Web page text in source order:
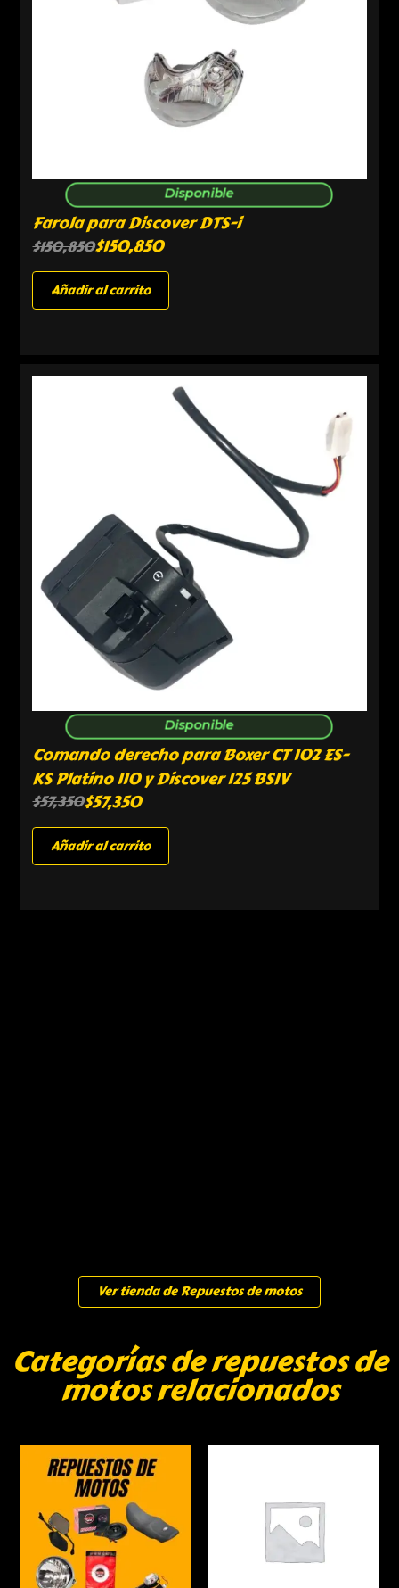
Disponible
Farola para Discover DTS-i
$150,850$150,850
Añadir al carrito
Disponible
Comando derecho para Boxer CT 102 ES-
KS Platino 110 y Discover 125 BSIV
$57,350$57,350
Añadir al carrito
Ver tienda de Repuestos de motos
Categorías de repuestos de
motos relacionados